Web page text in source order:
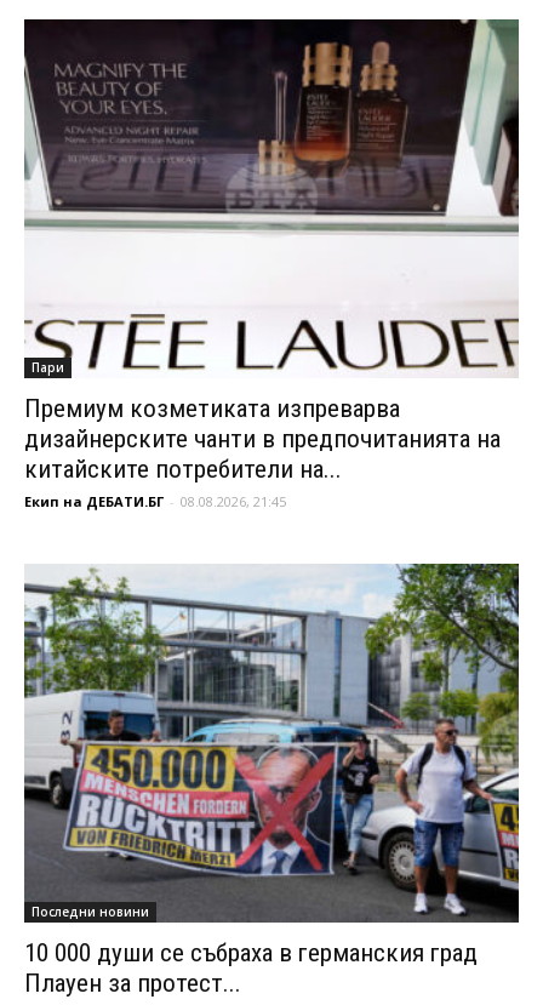
Пари
Премиум козметиката изпреварва
дизайнерските чанти в предпочитанията на
китайските потребители на...
Екип на ДЕБАТИ.БГ - 08.08.2026, 21:45
Последни новини
10 000 души се събраха в германския град
Плауен за протест...